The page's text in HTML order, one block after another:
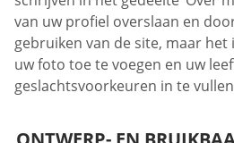
van uw profiel overslaan en
gebruiken van de site, maar
uw foto toe te voegen en uw
geslachtsvoorkeuren in te